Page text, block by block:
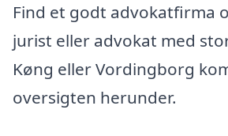
Find et godt advokatfirma
jurist eller advokat med
Køng eller Vordingborg
oversigten herunder.